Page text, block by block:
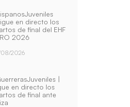
en directo los
de final del EHF
2026
2026
|
en directo los
de final ante